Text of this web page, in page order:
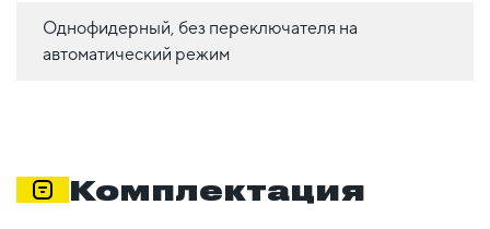
Однофидерный, без переключателя на
автоматический режим
Комплектация